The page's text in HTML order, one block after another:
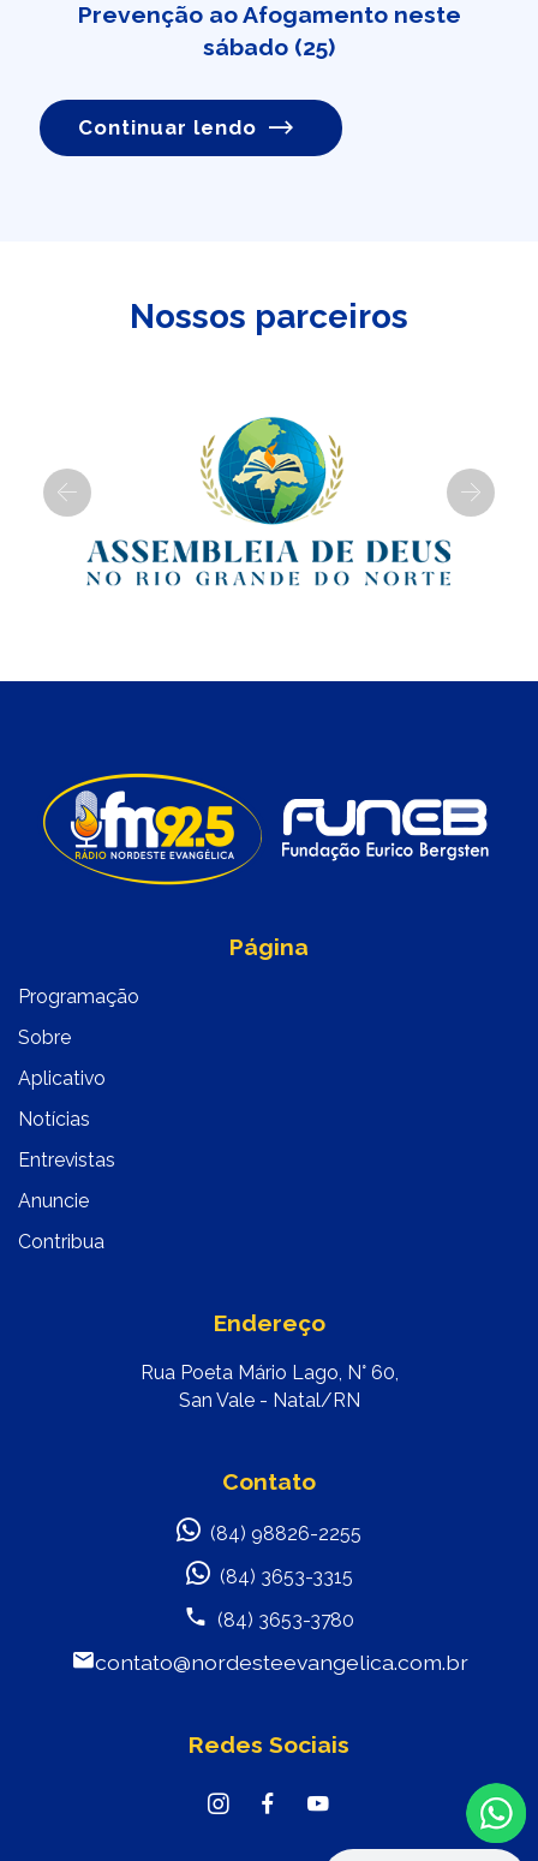
Prevenção ao Afogamento neste
sábado (25)
Continuar lendo
Nossos parceiros
Previous Next
Página
Programação
Sobre
Aplicativo
Notícias
Entrevistas
Anuncie
Contribua
Endereço
Rua Poeta Mário Lago, N° 60,
San Vale - Natal/RN
Contato
(84) 98826-2255
(84) 3653-3315
(84) 3653-3780
contato@nordesteevangelica.com.br
Redes Sociais